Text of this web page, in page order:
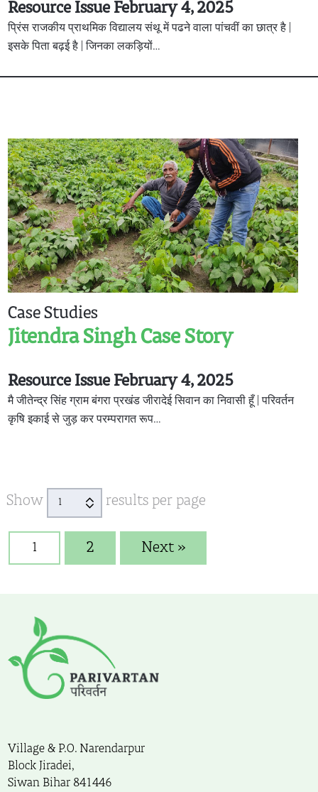
Resource Issue February 4, 2025
प्रिंस राजकीय प्राथमिक विद्यालय संथू में पढने वाला पांचवीं का छात्र है |
इसके पिता बढ़ई है | जिनका लकड़ियों…
Case Studies
Jitendra Singh Case Story
Resource Issue February 4, 2025
मै जीतेन्द्र सिंह ग्राम बंगरा प्रखंड जीरादेई सिवान का निवासी हूँ | परिवर्तन
कृषि इकाई से जुड़ कर परम्परागत रूप…
Show results per page
1 2 Next »
Village & P.O. Narendarpur
Block Jiradei,
Siwan Bihar 841446